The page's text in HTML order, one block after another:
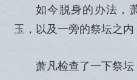
如今脱身的办法，
玉，以及一旁的祭坛之内
萧凡检查了一下祭坛